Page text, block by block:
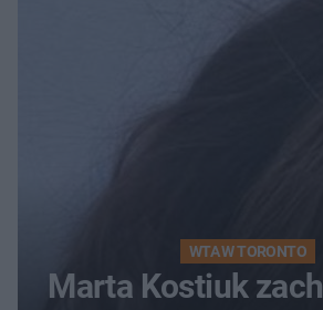
WTA W TORONTO
Marta Kostiuk